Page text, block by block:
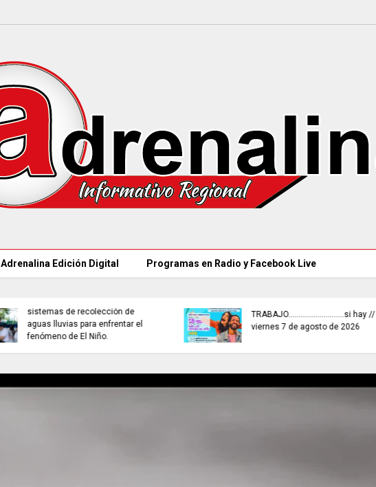
Adrenalina Edición Digital Programas en Radio y Facebook Live
CONCURSO NACIONAL de
Escritura premió 40 autores de
historias de paz.
ARTISTAS CON ADRENALINA //
Proyecto Colombia Vive/ El